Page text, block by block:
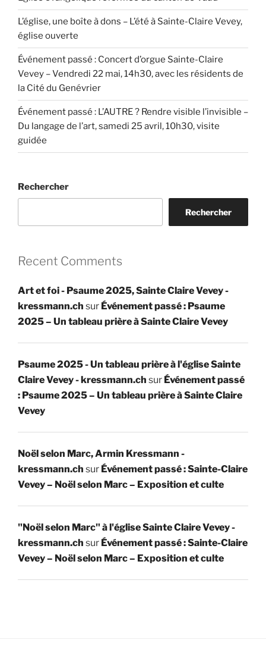
L’église, une boîte à dons – L’été à Sainte-Claire Vevey,
église ouverte
Événement passé : Concert d’orgue Sainte-Claire
Vevey – Vendredi 22 mai, 14h30, avec les résidents de
la Cité du Genévrier
Événement passé : L’AUTRE ? Rendre visible l’invisible –
Du langage de l’art, samedi 25 avril, 10h30, visite
guidée
Rechercher
Rechercher
Recent Comments
Art et foi - Psaume 2025, Sainte Claire Vevey -
kressmann.ch sur Événement passé : Psaume
2025 – Un tableau prière à Sainte Claire Vevey
Psaume 2025 - Un tableau prière à l'église Sainte
Claire Vevey - kressmann.ch sur Événement passé
: Psaume 2025 – Un tableau prière à Sainte Claire
Vevey
Noël selon Marc, Armin Kressmann -
kressmann.ch sur Événement passé : Sainte-Claire
Vevey – Noël selon Marc – Exposition et culte
"Noël selon Marc" à l'église Sainte Claire Vevey -
kressmann.ch sur Événement passé : Sainte-Claire
Vevey – Noël selon Marc – Exposition et culte